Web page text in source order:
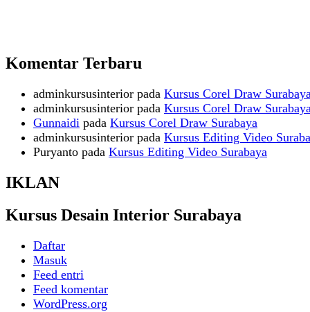
Komentar Terbaru
adminkursusinterior pada Kursus Corel Draw
adminkursusinterior pada Kursus Corel Draw
Gunnaidi pada Kursus Corel Draw Surabaya
adminkursusinterior pada Kursus Editing Video
Puryanto pada Kursus Editing Video Surabaya
IKLAN
Kursus Desain Interior Surabaya
Daftar
Masuk
Feed entri
Feed komentar
WordPress.org